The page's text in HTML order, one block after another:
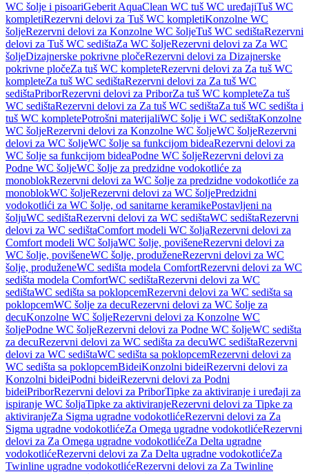
WC šolje i pisoariGeberit AquaClean WC tuš WC uređajiTuš WC
kompletiRezervni delovi za Tuš WC kompletiKonzolne WC
šoljeRezervni delovi za Konzolne WC šoljeTuš WC sedištaRezervni
delovi za Tuš WC sedištaZa WC šoljeRezervni delovi za Za WC
šoljeDizajnerske pokrivne pločeRezervni delovi za Dizajnerske
pokrivne pločeZa tuš WC kompleteRezervni delovi za Za tuš WC
kompleteZa tuš WC sedištaRezervni delovi za Za tuš WC
sedištaPriborRezervni delovi za PriborZa tuš WC kompleteZa tuš
WC sedištaRezervni delovi za Za tuš WC sedištaZa tuš WC sedišta i
tuš WC kompletePotrošni materijaliWC šolje i WC sedištaKonzolne
WC šoljeRezervni delovi za Konzolne WC šoljeWC šoljeRezervni
delovi za WC šoljeWC šolje sa funkcijom bideaRezervni delovi za
WC šolje sa funkcijom bideaPodne WC šoljeRezervni delovi za
Podne WC šoljeWC šolje za predzidne vodokotliće za
monoblokRezervni delovi za WC šolje za predzidne vodokotliće za
monoblokWC šoljeRezervni delovi za WC šoljePredzidni
vodokotlići za WC šolje, od sanitarne keramikePostavljeni na
šoljuWC sedištaRezervni delovi za WC sedištaWC sedištaRezervni
delovi za WC sedištaComfort modeli WC šoljaRezervni delovi za
Comfort modeli WC šoljaWC šolje, povišeneRezervni delovi za
WC šolje, povišeneWC šolje, produženeRezervni delovi za WC
šolje, produženeWC sedišta modela ComfortRezervni delovi za WC
sedišta modela ComfortWC sedištaRezervni delovi za WC
sedištaWC sedišta sa poklopcemRezervni delovi za WC sedišta sa
poklopcemWC šolje za decuRezervni delovi za WC šolje za
decuKonzolne WC šoljeRezervni delovi za Konzolne WC
šoljePodne WC šoljeRezervni delovi za Podne WC šoljeWC sedišta
za decuRezervni delovi za WC sedišta za decuWC sedištaRezervni
delovi za WC sedištaWC sedišta sa poklopcemRezervni delovi za
WC sedišta sa poklopcemBideiKonzolni bideiRezervni delovi za
Konzolni bideiPodni bideiRezervni delovi za Podni
bideiPriborRezervni delovi za PriborTipke za aktiviranje i uređaji za
ispiranje WC šoljaTipke za aktiviranjeRezervni delovi za Tipke za
aktiviranjeZa Sigma ugradne vodokotlićeRezervni delovi za Za
Sigma ugradne vodokotlićeZa Omega ugradne vodokotlićeRezervni
delovi za Za Omega ugradne vodokotlićeZa Delta ugradne
vodokotlićeRezervni delovi za Za Delta ugradne vodokotlićeZa
Twinline ugradne vodokotlićeRezervni delovi za Za Twinline